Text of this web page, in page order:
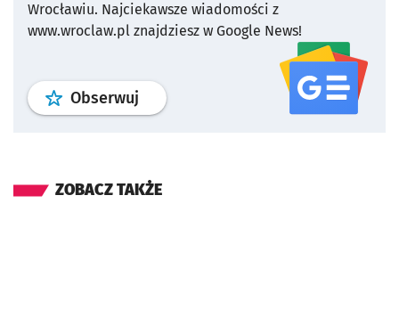
Wrocławiu. Najciekawsze wiadomości z
www.wroclaw.pl znajdziesz w Google News!
Obserwuj profil serwisu
ZOBACZ TAKŻE